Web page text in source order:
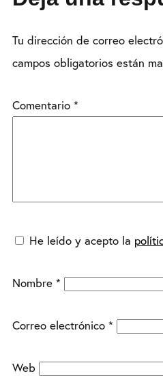
Tu dirección de correo
campos obligatorios están
Comentario *
He leído y acepto la
Nombre *
Correo electrónico *
Web